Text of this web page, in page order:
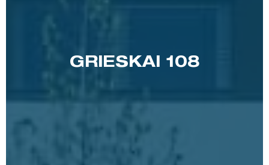
GRIESKAI 108